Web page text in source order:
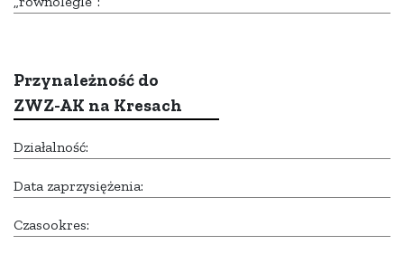
Przynależność do
ZWZ-AK na Kresach
Działalność:
Data zaprzysiężenia:
Czasookres: